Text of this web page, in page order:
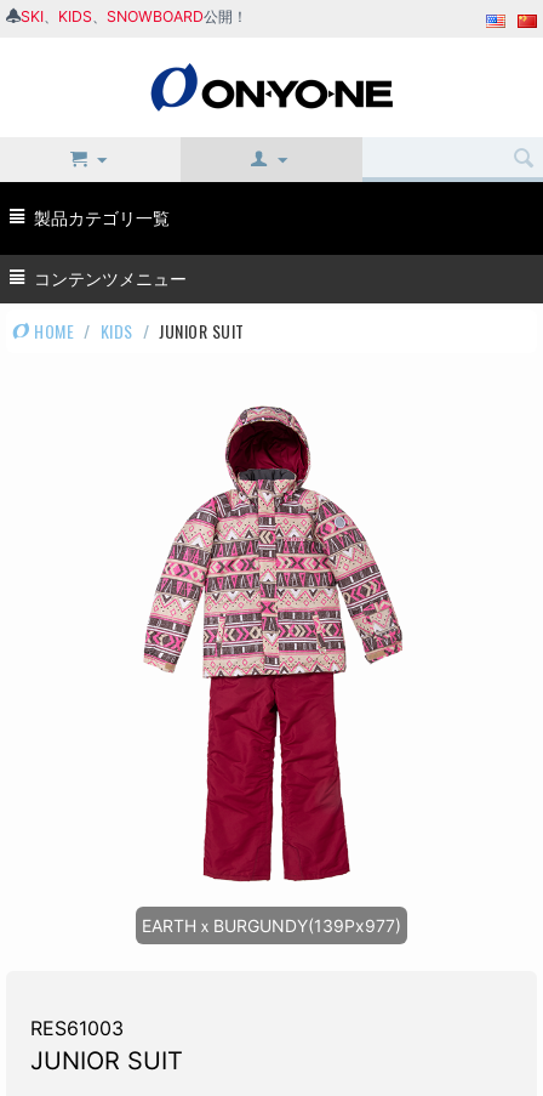
SKI KIDS SNOWBOARD公開！
製品カテゴリ一覧
コンテンツメニュー
HOME / KIDS / JUNIOR SUIT
EARTHｘBURGUNDY(139Px977)
RES61003
JUNIOR SUIT